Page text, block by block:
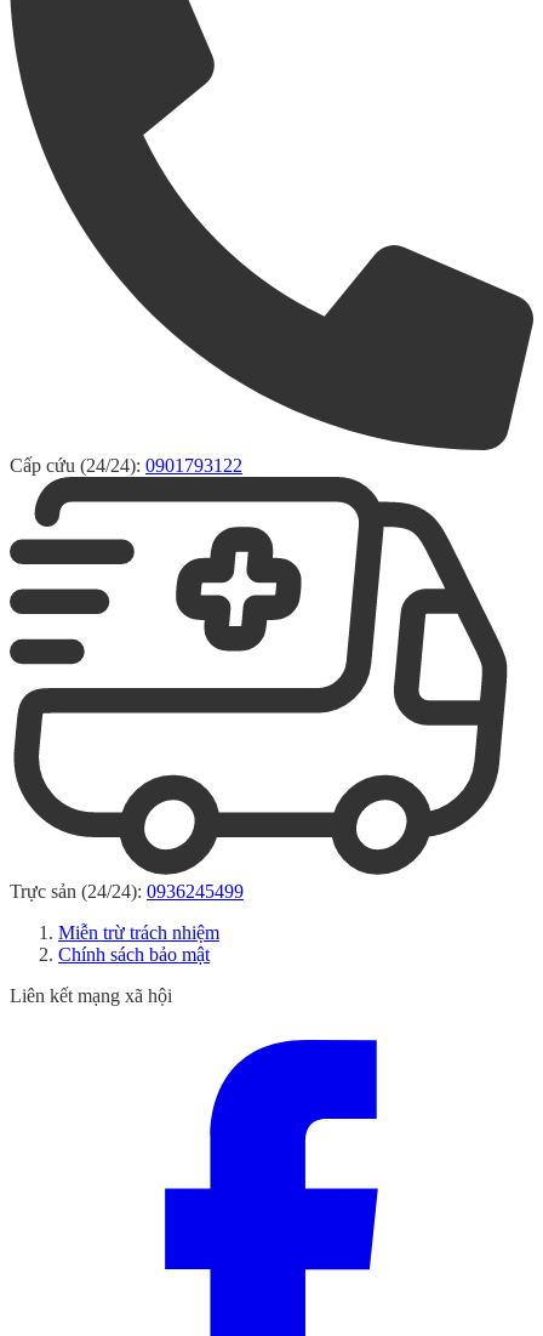
Cấp cứu (24/24): 0901793122
Trực sản (24/24): 0936245499
Miễn trừ trách nhiệm
Chính sách bảo mật
Liên kết mạng xã hội